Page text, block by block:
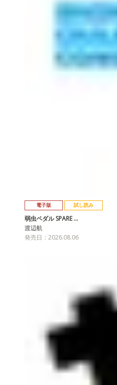
電子版 試し読み
弱虫ペダル SPARE …
渡辺航
発売日：2026.08.06